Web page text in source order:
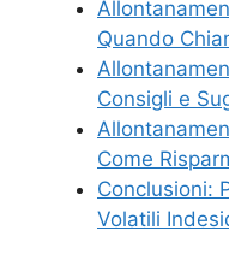
Quando
Consigli e
Come
Conclusioni:
Volatili